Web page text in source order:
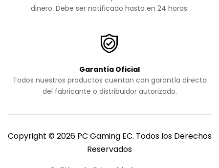
dinero. Debe ser notificado hasta en 24 horas.
Garantía Oficial
Todos nuestros productos cuentan con garantía directa
del fabricante o distribuidor autorizado.
Copyright © 2026 PC Gaming EC. Todos los Derechos
Reservados